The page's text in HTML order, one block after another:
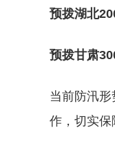
预拨湖北
预拨甘肃
当前防汛
作，切实保